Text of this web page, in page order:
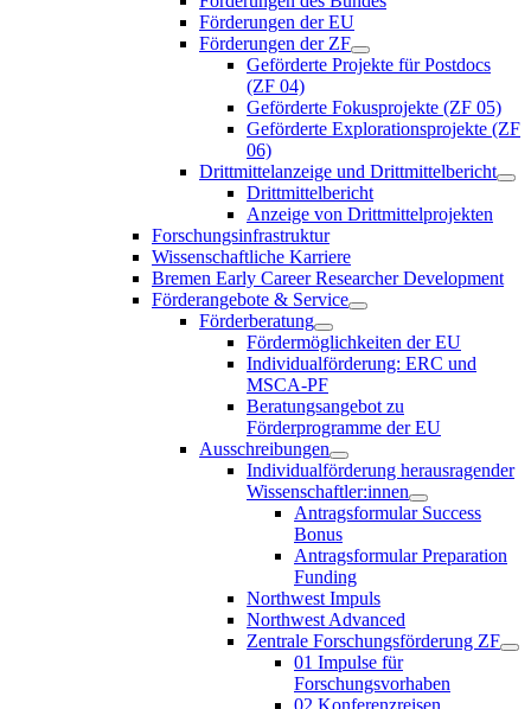
Förderungen der EU
Förderungen der ZF
Geförderte Projekte für Postdocs
(ZF 04)
Geförderte Fokusprojekte (ZF 05)
Geförderte Explorationsprojekte (ZF
06)
Drittmittelanzeige und Drittmittelbericht
Drittmittelbericht
Anzeige von Drittmittelprojekten
Forschungsinfrastruktur
Wissenschaftliche Karriere
Bremen Early Career Researcher Development
Förderangebote & Service
Förderberatung
Fördermöglichkeiten der EU
Individualförderung: ERC und
MSCA-PF
Beratungsangebot zu
Förderprogramme der EU
Ausschreibungen
Individualförderung herausragender
Wissenschaftler:innen
Antragsformular Success
Bonus
Antragsformular Preparation
Funding
Northwest Impuls
Northwest Advanced
Zentrale Forschungsförderung ZF
01 Impulse für
Forschungsvorhaben
02 Konferenzreisen